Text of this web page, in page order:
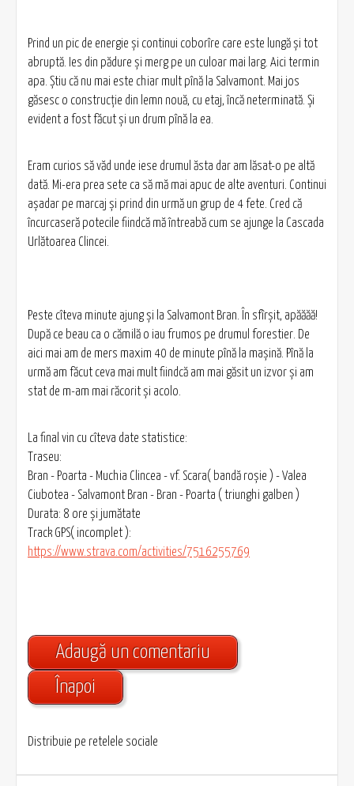
Prind un pic de energie și continui coborîre care este lungă și tot
abruptă. Ies din pădure și merg pe un culoar mai larg. Aici termin
apa. Știu că nu mai este chiar mult pînă la Salvamont. Mai jos
găsesc o construcție din lemn nouă, cu etaj, încă neterminată. Și
evident a fost făcut și un drum pînă la ea.
Eram curios să văd unde iese drumul ăsta dar am lăsat-o pe altă
dată. Mi-era prea sete ca să mă mai apuc de alte aventuri. Continui
așadar pe marcaj și prind din urmă un grup de 4 fete. Cred că
încurcaseră potecile fiindcă mă întreabă cum se ajunge la Cascada
Urlătoarea Clincei.
Peste cîteva minute ajung și la Salvamont Bran. În sfîrșit, apăăăă!
După ce beau ca o cămilă o iau frumos pe drumul forestier. De
aici mai am de mers maxim 40 de minute pînă la mașină. Pînă la
urmă am făcut ceva mai mult fiindcă am mai găsit un izvor și am
stat de m-am mai răcorit și acolo.
La final vin cu cîteva date statistice:
Traseu:
Bran - Poarta - Muchia Clincea - vf. Scara( bandă roșie ) - Valea
Ciubotea - Salvamont Bran - Bran - Poarta ( triunghi galben )
Durata: 8 ore și jumătate
Track GPS( incomplet ):
https://www.strava.com/activities/7516255769
Adaugă un comentariu
Înapoi
Distribuie pe retelele sociale